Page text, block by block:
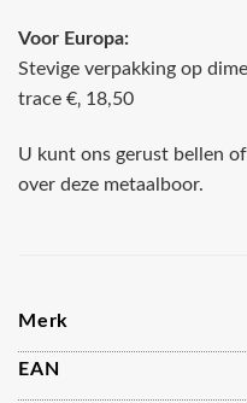
Voor Europa:
Stevige verpakking op
trace €‚ 18,50
U kunt ons gerust bellen
over deze metaalboor.
Merk
EAN